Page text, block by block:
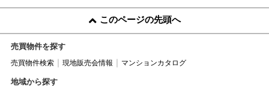
このページの先頭へ
売買物件を探す
売買物件検索 現地販売会情報 マンションカタログ
地域から探す